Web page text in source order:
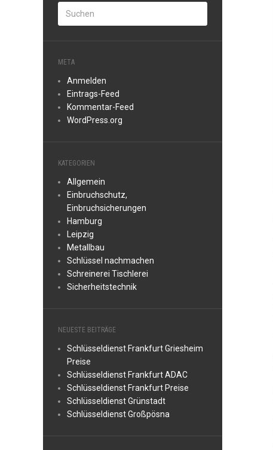
META
Anmelden
Eintrags-Feed
Kommentar-Feed
WordPress.org
KATEGORIEN
Allgemein
Einbruchschutz,
Einbruchsicherungen
Hamburg
Leipzig
Metallbau
Schlüssel nachmachen
Schreinerei Tischlerei
Sicherheitstechnik
NEUESTE BEITRÄGE
Schlüsseldienst Frankfurt Griesheim
Preise
Schlüsseldienst Frankfurt ADAC
Schlüsseldienst Frankfurt Preise
Schlüsseldienst Grünstadt
Schlüsseldienst Großpösna